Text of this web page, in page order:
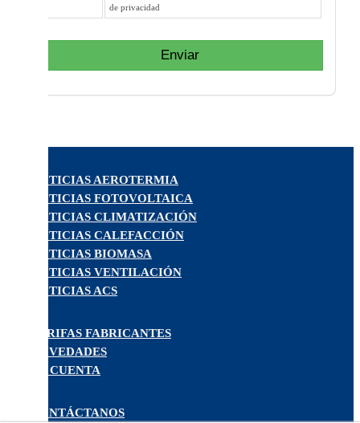
de privacidad
Enviar
NOTICIAS AEROTERMIA
NOTICIAS FOTOVOLTAICA
NOTICIAS CLIMATIZACIÓN
NOTICIAS CALEFACCIÓN
NOTICIAS BIOMASA
NOTICIAS VENTILACIÓN
NOTICIAS ACS
TARIFAS FABRICANTES
NOVEDADES
MI CUENTA
CONTÁCTANOS